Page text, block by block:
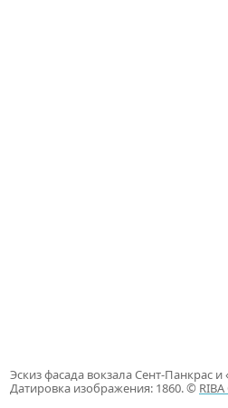
Эскиз фасада вокзала Сент-Панкрас
Датировка изображения: 1860. ©